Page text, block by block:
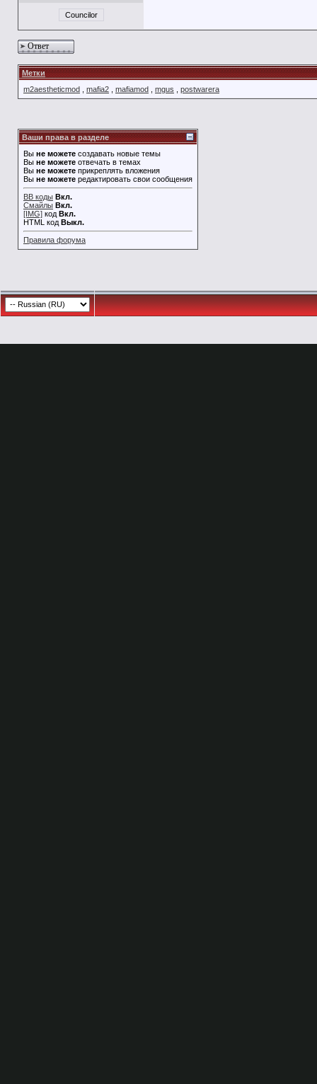
Councilor
Ответ
Метки
m2aestheticmod
mafia2 mafiamod mgus postwarera
Ваши права в разделе
Вы не можете создавать новые темы
Вы не можете отвечать в темах
Вы не можете прикреплять вложения
Вы не можете редактировать свои сообщения
BB коды Вкл.
Смайлы Вкл.
[IMG] код Вкл.
HTML код Выкл.
Правила форума